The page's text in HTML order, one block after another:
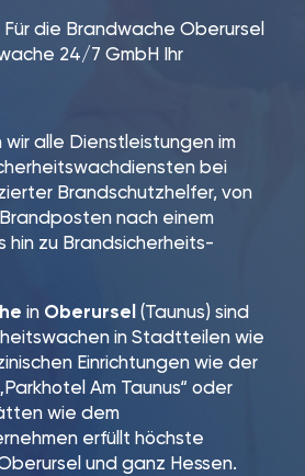
die Brandwache Oberursel
24/7 GmbH Ihr
alle Dienstleistungen im
bei
Brandschutzhelfer, von
nach einem
hin zu Brandsicherheits-
in Oberursel (Taunus) sind
in Stadtteilen wie
Einrichtungen wie der
Am Taunus“ oder
wie dem
erfüllt höchste
und ganz Hessen.